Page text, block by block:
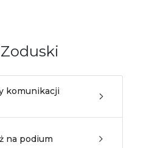
komunikacji
na podium